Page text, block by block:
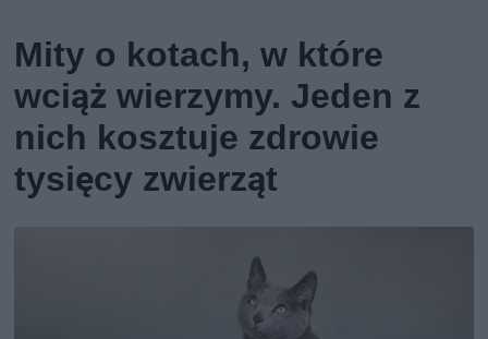
Mity o kotach, w które
wciąż wierzymy. Jeden z
nich kosztuje zdrowie
tysięcy zwierząt